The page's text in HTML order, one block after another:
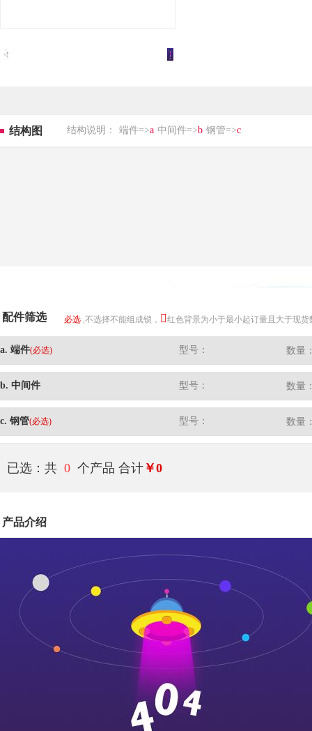
结构图 结构说明： 端件=>a 中间件=>b 钢管=>c
配件筛选 必选 ,不选择不能组成锁， 红色背景为小于最小起订量且大于现
a. 端件(必选) 型号： 数量
b. 中间件 型号： 数量
c. 钢管(必选) 型号： 数量
已选：共 0 个产品 合计 ￥0
产品介绍